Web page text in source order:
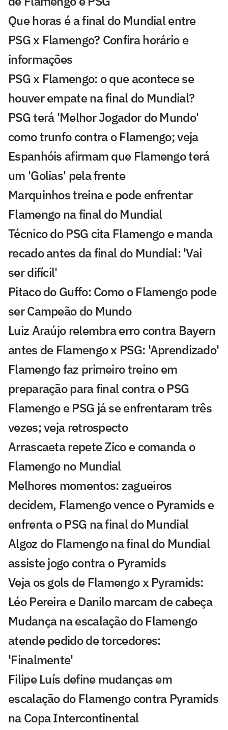
Que horas é a final do Mundial entre
PSG x Flamengo? Confira horário e
informações
PSG x Flamengo: o que acontece se
houver empate na final do Mundial?
PSG terá 'Melhor Jogador do Mundo'
como trunfo contra o Flamengo; veja
Espanhóis afirmam que Flamengo terá
um 'Golias' pela frente
Marquinhos treina e pode enfrentar
Flamengo na final do Mundial
Técnico do PSG cita Flamengo e manda
recado antes da final do Mundial: 'Vai
ser difícil'
Pitaco do Guffo: Como o Flamengo pode
ser Campeão do Mundo
Luiz Araújo relembra erro contra Bayern
antes de Flamengo x PSG: 'Aprendizado'
Flamengo faz primeiro treino em
preparação para final contra o PSG
Flamengo e PSG já se enfrentaram três
vezes; veja retrospecto
Arrascaeta repete Zico e comanda o
Flamengo no Mundial
Melhores momentos: zagueiros
decidem, Flamengo vence o Pyramids e
enfrenta o PSG na final do Mundial
Algoz do Flamengo na final do Mundial
assiste jogo contra o Pyramids
Veja os gols de Flamengo x Pyramids:
Léo Pereira e Danilo marcam de cabeça
Mudança na escalação do Flamengo
atende pedido de torcedores:
'Finalmente'
Filipe Luís define mudanças em
escalação do Flamengo contra Pyramids
na Copa Intercontinental